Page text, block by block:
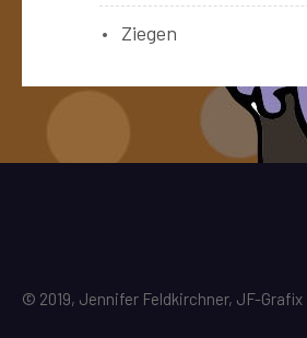
Ziegen
© 2019, Jennifer Feldkirchner, JF-Grafix